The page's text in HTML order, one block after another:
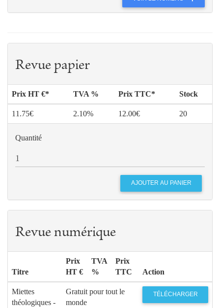
Revue papier
Prix HT €* TVA % Prix TTC* Stock
11.75€ 2.10% 12.00€ 20
Quantité
Revue numérique
Titre
Prix
HT €
TVA
%
Prix
TTC
Action
Miettes
théologiques -
Gratuit pour tout le
monde
TÉLÉCHARGER